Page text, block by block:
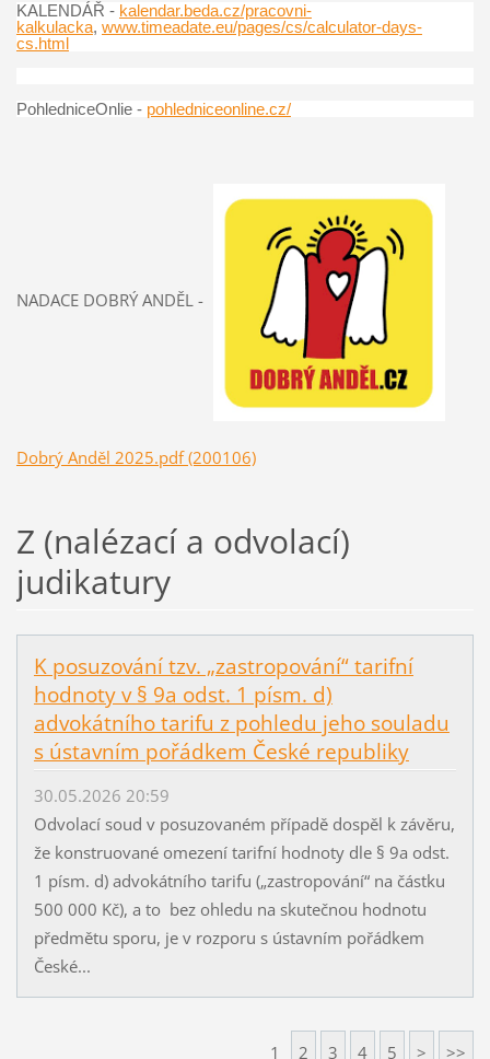
KALENDÁŘ - kalendar.beda.cz/pracovni-
kalkulacka, www.timeadate.eu/pages/cs/calculator-days-
cs.html
PohledniceOnlie - pohledniceonline.cz/
NADACE DOBRÝ ANDĚL -
Dobrý Anděl 2025.pdf (200106)
Z (nalézací a odvolací)
judikatury
K posuzování tzv. „zastropování“ tarifní
hodnoty v § 9a odst. 1 písm. d)
advokátního tarifu z pohledu jeho souladu
s ústavním pořádkem České republiky
30.05.2026 20:59
Odvolací soud v posuzovaném případě dospěl k závěru,
že konstruované omezení tarifní hodnoty dle § 9a odst.
1 písm. d) advokátního tarifu („zastropování“ na částku
500 000 Kč), a to bez ohledu na skutečnou hodnotu
předmětu sporu, je v rozporu s ústavním pořádkem
České...
1 2 3 4 5 > >>